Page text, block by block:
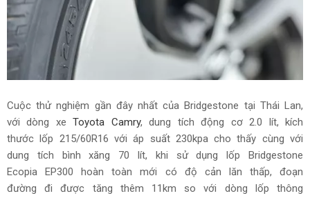
Cuộc thử nghiệm gần đây nhất của Bridgestone tại Thái Lan,
với dòng xeToyota Camry, dung tích động cơ 2.0 lít, kích
thước lốp 215/60R16 với áp suất 230kpa cho thấy cùng với
dung tích bình xăng 70 lít, khi sử dụng lốp Bridgestone
Ecopia EP300 hoàn toàn mới có độ cản lăn thấp, đoạn
đường đi được tăng thêm 11km so với dòng lốp thông